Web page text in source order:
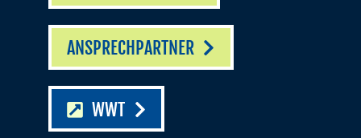
ANSPRECHPARTNER
WWT